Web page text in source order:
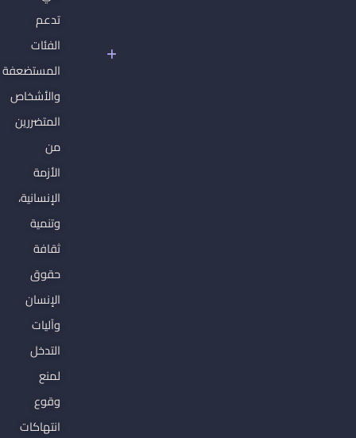
تدعم
الفئات
المستضعفة
والأشخاص
المتضررين
من
الأزمة
الإنسانية،
وتنمية
ثقافة
حقوق
الإنسان
وآليات
التدخل
لمنع
وقوع
انتهاكات